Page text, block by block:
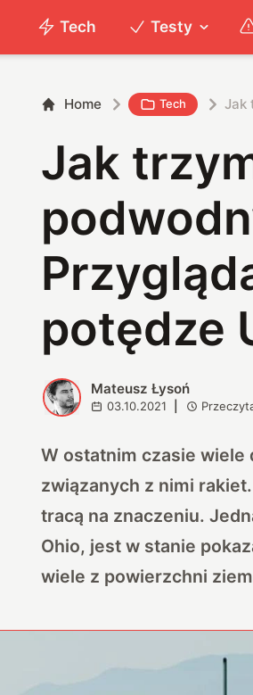
Tech Testy
Home Tech Jak
Jak
potędze
M Mateusz Łysoń
03.10.2021
W ostatnim czasie
związanych z nimi
tracą na znaczeniu.
Ohio, jest w stanie
wiele z powierzchni